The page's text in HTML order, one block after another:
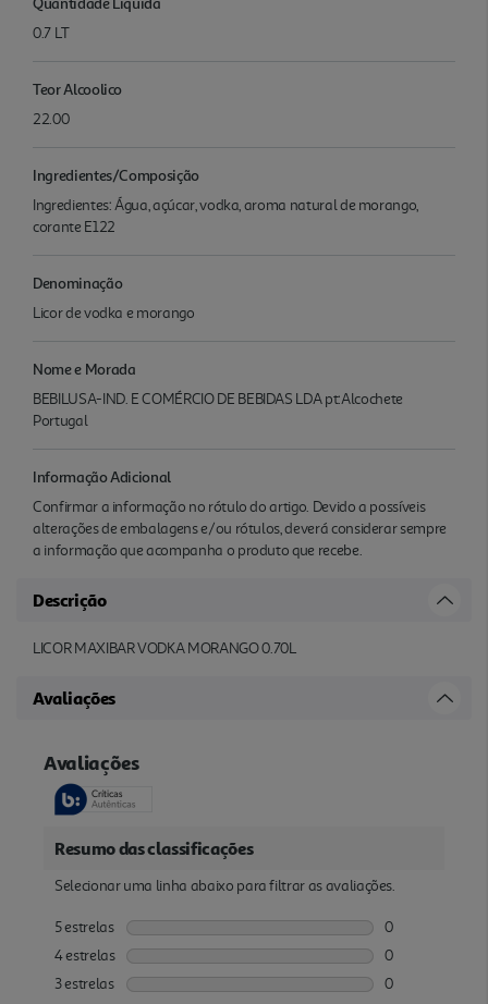
0.7 LT
Teor Alcoolico
22.00
Ingredientes/Composição
Ingredientes: Água, açúcar, vodka, aroma natural de morango,
corante E122
Denominação
Licor de vodka e morango
Nome e Morada
BEBILUSA-IND. E COMÉRCIO DE BEBIDAS LDA pt:Alcochete
Portugal
Informação Adicional
Confirmar a informação no rótulo do artigo. Devido a possíveis
alterações de embalagens e/ou rótulos, deverá considerar sempre
a informação que acompanha o produto que recebe.
Descrição
LICOR MAXIBAR VODKA MORANGO 0.70L
Avaliações